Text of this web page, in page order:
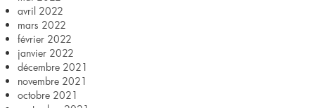
avril 2022
mars 2022
février 2022
janvier 2022
décembre 2021
novembre 2021
octobre 2021